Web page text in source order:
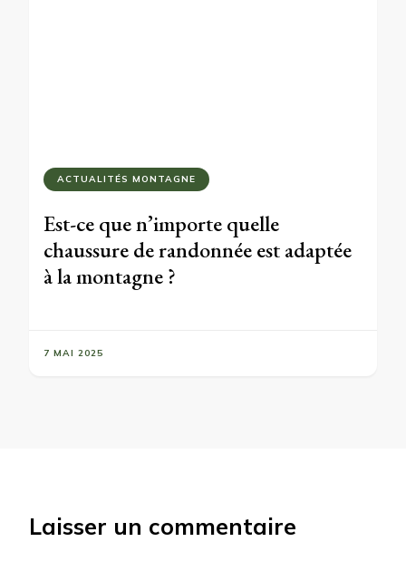
ACTUALITÉS MONTAGNE
Est-ce que n’importe quelle
chaussure de randonnée est adaptée
à la montagne ?
7 MAI 2025
Laisser un commentaire